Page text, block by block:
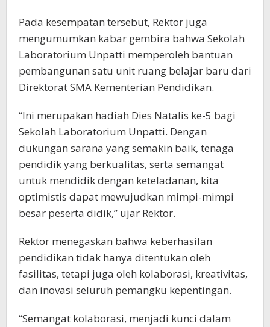
Pada kesempatan tersebut, Rektor juga
mengumumkan kabar gembira bahwa Sekolah
Laboratorium Unpatti memperoleh bantuan
pembangunan satu unit ruang belajar baru dari
Direktorat SMA Kementerian Pendidikan.
“Ini merupakan hadiah Dies Natalis ke-5 bagi
Sekolah Laboratorium Unpatti. Dengan
dukungan sarana yang semakin baik, tenaga
pendidik yang berkualitas, serta semangat
untuk mendidik dengan keteladanan, kita
optimistis dapat mewujudkan mimpi-mimpi
besar peserta didik,” ujar Rektor.
Rektor menegaskan bahwa keberhasilan
pendidikan tidak hanya ditentukan oleh
fasilitas, tetapi juga oleh kolaborasi, kreativitas,
dan inovasi seluruh pemangku kepentingan.
“Semangat kolaborasi, menjadi kunci dalam